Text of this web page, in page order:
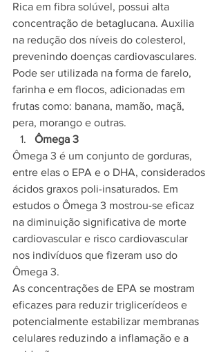
Rica em fibra solúvel, possui alta
concentração de betaglucana. Auxilia
na redução dos níveis do colesterol,
prevenindo doenças cardiovasculares.
Pode ser utilizada na forma de farelo,
farinha e em flocos, adicionadas em
frutas como: banana, mamão, maçã,
pera, morango e outras.
Ômega 3
Ômega 3 é um conjunto de gorduras,
entre elas o EPA e o DHA, considerados
ácidos graxos poli-insaturados. Em
estudos o Ômega 3 mostrou-se eficaz
na diminuição significativa de morte
cardiovascular e risco cardiovascular
nos indivíduos que fizeram uso do
Ômega 3.
As concentrações de EPA se mostram
eficazes para reduzir triglicerídeos e
potencialmente estabilizar membranas
celulares reduzindo a inflamação e a